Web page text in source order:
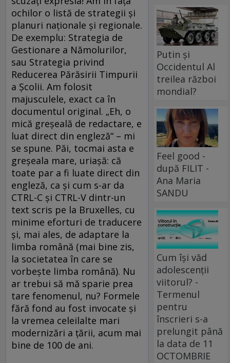
ochilor o listă de strategii şi
planuri naţionale şi regionale.
De exemplu: Strategia de
Gestionare a Nămolurilor,
sau Strategia privind
Reducerea Părăsirii Timpurii
a Şcolii. Am folosit
majusculele, exact ca în
documentul original. „Eh, o
mică greşeală de redactare, e
luat direct din engleză“ – mi
se spune. Păi, tocmai asta e
greşeala mare, uriaşă: că
toate par a fi luate direct din
engleză, ca şi cum s-ar da
CTRL-C şi CTRL-V dintr-un
text scris pe la Bruxelles, cu
minime eforturi de traducere
şi, mai ales, de adaptare la
limba română (mai bine zis,
la societatea în care se
vorbeşte limba română). Nu
ar trebui să mă sparie prea
tare fenomenul, nu? Formele
fără fond au fost invocate şi
la vremea celeilalte mari
modernizări a ţării, acum mai
bine de 100 de ani.
Putin și
Occidentul Al
treilea război
mondial?
Feel good -
după FILIT -
Ana Maria
SANDU
Cum își văd
adolescenții
viitorul? -
Termenul
pentru
înscrieri s-a
prelungit până
la data de 11
OCTOMBRIE